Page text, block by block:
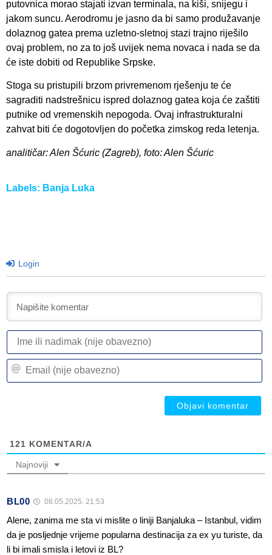
putovnica morao stajati izvan terminala, na kiši, snijegu i
jakom suncu. Aerodromu je jasno da bi samo produžavanje
dolaznog gatea prema uzletno-sletnoj stazi trajno riješilo
ovaj problem, no za to još uvijek nema novaca i nada se da
će iste dobiti od Republike Srpske.
Stoga su pristupili brzom privremenom rješenju te će
sagraditi nadstrešnicu ispred dolaznog gatea koja će zaštiti
putnike od vremenskih nepogoda. Ovaj infrastrukturalni
zahvat biti će dogotovljen do početka zimskog reda letenja.
analitičar: Alen Šćuric (Zagreb), foto: Alen Šćuric
Labels: Banja Luka
Login
121 KOMENTAR/A
Najnoviji
BL00 08.05.2025. 21:53
Alene, zanima me sta vi mislite o liniji Banjaluka – Istanbul, vidim
da je posljednje vrijeme popularna destinacija za ex yu turiste, da
li bi imali smisla i letovi iz BL?